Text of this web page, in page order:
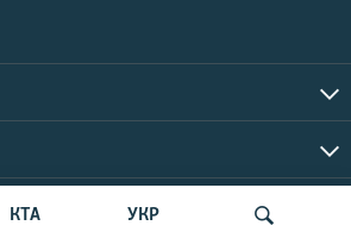
КТА УКР
Крым.Реалии, 2026 | Все права защищены.